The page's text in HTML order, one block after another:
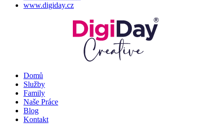
www.digiday.cz
Domů
Služby
Family
Naše Práce
Blog
Kontakt